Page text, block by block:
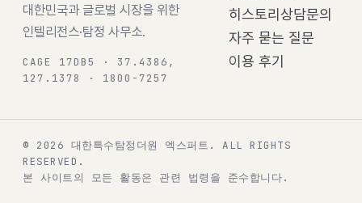
대한민국과 글로벌 시장을 위한
인텔리전스·탐정 사무소.
CAGE 17DB5 · 37.4386,
127.1378 · 1800-7257
히스토리상담문의
자주 묻는 질문
이용 후기
© 2026 대한특수탐정더원 엑스퍼트.
ALL RIGHTS
RESERVED.
본 사이트의 모든 활동은 관련 법령을 준수합니다.